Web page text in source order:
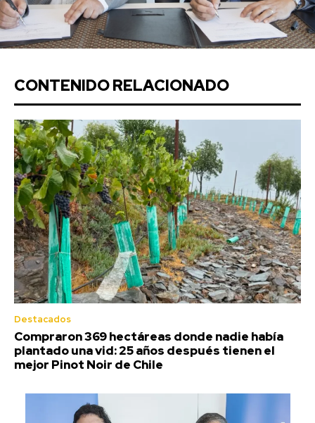
CONTENIDO RELACIONADO
Destacados
Compraron 369 hectáreas donde nadie había
plantado una vid: 25 años después tienen el
mejor Pinot Noir de Chile